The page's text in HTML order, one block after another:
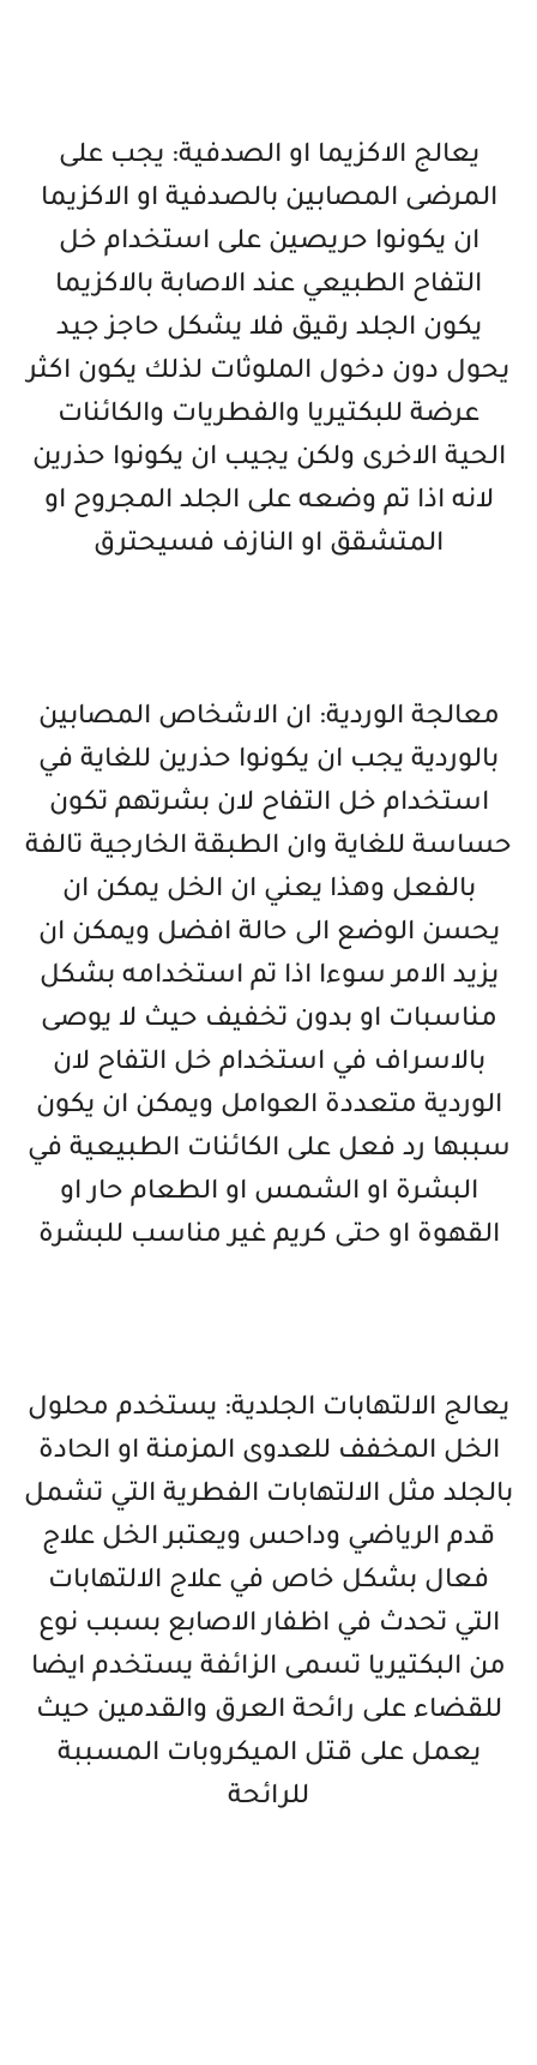
يعالج الاكزيما او الصدفية: يجب على
المرضى المصابين بالصدفية او الاكزيما
ان يكونوا حريصين على استخدام خل
التفاح الطبيعي عند الاصابة بالاكزيما
يكون الجلد رقيق فلا يشكل حاجز جيد
يحول دون دخول الملوثات لذلك يكون اكثر
عرضة للبكتيريا والفطريات والكائنات
الحية الاخرى ولكن يجيب ان يكونوا حذرين
لانه اذا تم وضعه على الجلد المجروح او
المتشقق او النازف فسيحترق
معالجة الوردية: ان الاشخاص المصابين
بالوردية يجب ان يكونوا حذرين للغاية في
استخدام خل التفاح لان بشرتهم تكون
حساسة للغاية وان الطبقة الخارجية تالفة
بالفعل وهذا يعني ان الخل يمكن ان
يحسن الوضع الى حالة افضل ويمكن ان
يزيد الامر سوءا اذا تم استخدامه بشكل
مناسبات او بدون تخفيف حيث لا يوصى
بالاسراف في استخدام خل التفاح لان
الوردية متعددة العوامل ويمكن ان يكون
سببها رد فعل على الكائنات الطبيعية في
البشرة او الشمس او الطعام حار او
القهوة او حتى كريم غير مناسب للبشرة
يعالج الالتهابات الجلدية: يستخدم محلول
الخل المخفف للعدوى المزمنة او الحادة
بالجلد مثل الالتهابات الفطرية التي تشمل
قدم الرياضي وداحس ويعتبر الخل علاج
فعال بشكل خاص في علاج الالتهابات
التي تحدث في اظفار الاصابع بسبب نوع
من البكتيريا تسمى الزائفة يستخدم ايضا
للقضاء على رائحة العرق والقدمين حيث
يعمل على قتل الميكروبات المسببة
للرائحة